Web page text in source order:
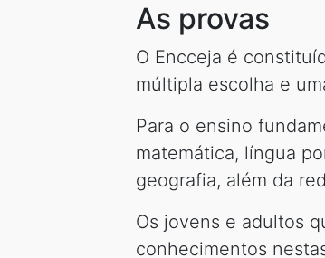
As provas
O Encceja é
múltipla escolha e
Para o ensino
matemática, língua
geografia, além da
Os jovens e adultos
conhecimentos